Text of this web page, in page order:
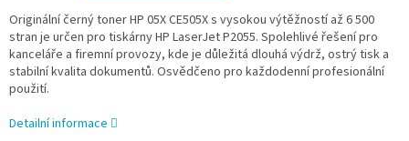
Originální černý toner HP 05X CE505X s vysokou výtěžností až 6 500
stran je určen pro tiskárny HP LaserJet P2055. Spolehlivé řešení pro
kanceláře a firemní provozy, kde je důležitá dlouhá výdrž, ostrý tisk a
stabilní kvalita dokumentů. Osvědčeno pro každodenní profesionální
použití.
Detailní informace